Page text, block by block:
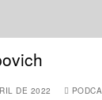
DE 2022